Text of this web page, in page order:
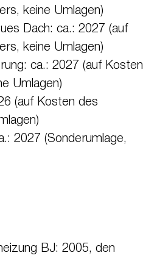
keine Umlagen)
Dach: ca.: 2027 (auf
keine Umlagen)
ca.: 2027 (auf Kosten
Umlagen)
(auf Kosten des
2027 (Sonderumlage,
BJ: 2005, den